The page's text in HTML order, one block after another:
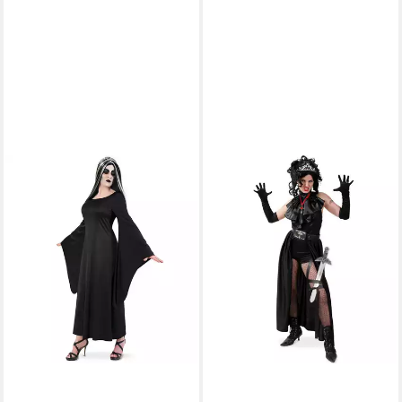
Vampir-Kostüm 3-tlg Vampir
Vampirin Kostüm Schwarz
Halloween Horror Karneval
UVP 39,90 €
lieferbar - in 5-6 Werktagen bei dir